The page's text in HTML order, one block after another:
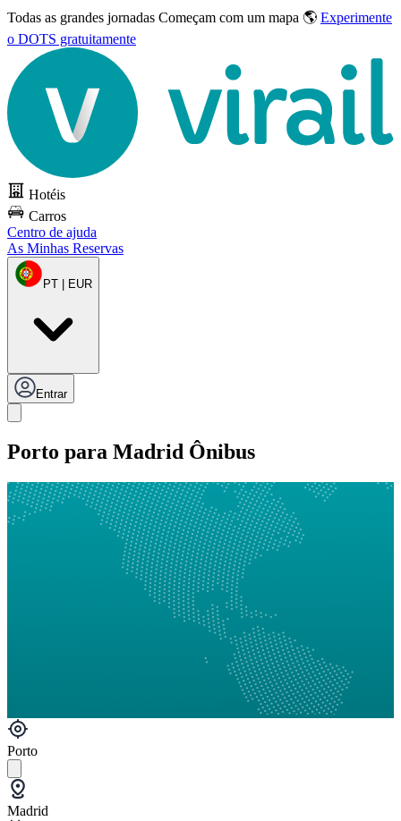
Todas as grandes jornadas Começam com um mapa 🌎 Experimente
o DOTS gratuitamente
Hotéis
Carros
Centro de ajuda
As Minhas Reservas
PT | EUR
Entrar
Porto para Madrid Ônibus
Porto
Madrid